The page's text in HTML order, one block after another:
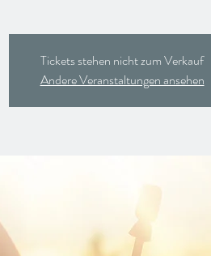
Tickets stehen nicht zum Verkauf
Andere Veranstaltungen ansehen